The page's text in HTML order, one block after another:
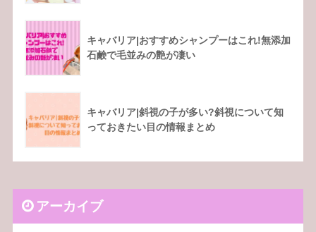
キャバリア|おすすめシャンプーはこれ!無添加
石鹸で毛並みの艶が凄い
キャバリア|斜視の子が多い?斜視について知
っておきたい目の情報まとめ
アーカイブ